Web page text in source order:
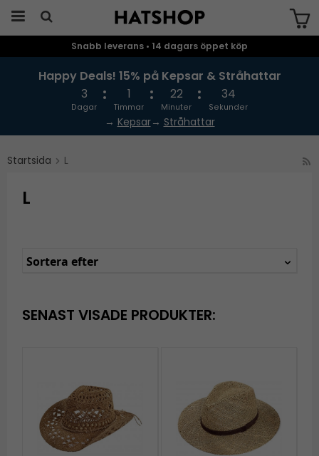
Snabb leverans • 14 dagars öppet köp
Happy Deals! 15% på Kepsar & Stråhattar
3
Dagar
1
Timmar
22
Minuter
34
Sekunder
→ Kepsar→ Stråhattar
Startsida L
L
Sortera efter
SENAST VISADE PRODUKTER: